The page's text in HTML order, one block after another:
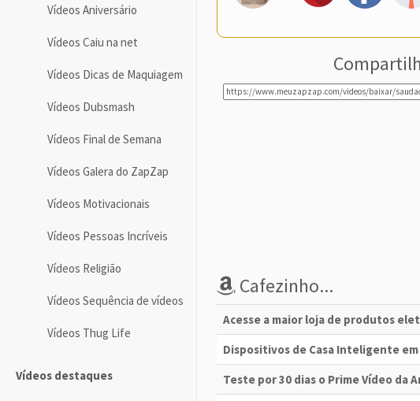
Vídeos Aniversário
Vídeos Caiu na net
Vídeos Dicas de Maquiagem
Vídeos Dubsmash
Vídeos Final de Semana
Vídeos Galera do ZapZap
Vídeos Motivacionais
Vídeos Pessoas Incríveis
Vídeos Religião
Vídeos Sequência de vídeos
Vídeos Thug Life
Vídeos destaques
Cafezinho...
Acesse a maior loja de produtos
Dispositivos de Casa Inteligente
Teste por 30 dias o Prime Vídeo da